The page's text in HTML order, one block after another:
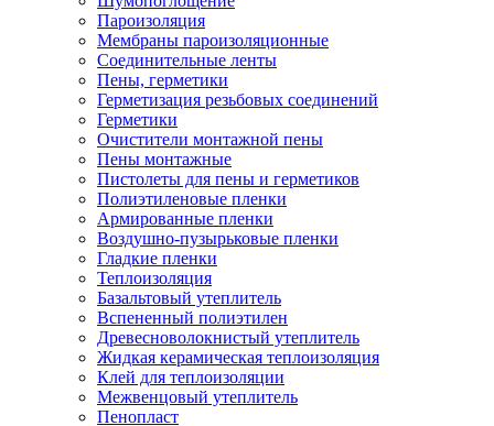
Пароизоляция
Мембраны пароизоляционные
Соединительные ленты
Пены, герметики
Герметизация резьбовых соединений
Герметики
Очистители монтажной пены
Пены монтажные
Пистолеты для пены и герметиков
Полиэтиленовые пленки
Армированные пленки
Воздушно-пузырьковые пленки
Гладкие пленки
Теплоизоляция
Базальтовый утеплитель
Вспененный полиэтилен
Древесноволокнистый утеплитель
Жидкая керамическая теплоизоляция
Клей для теплоизоляции
Межвенцовый утеплитель
Пенопласт